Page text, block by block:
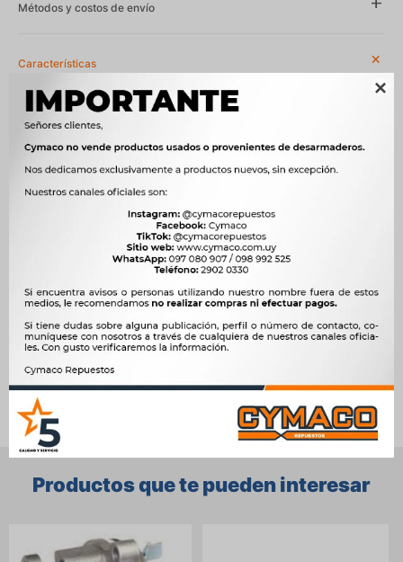

Métodos y costos de envío
Características
Año 1996 - 2000
Compatibilidad FIAT
1.0 8V FIRE 178F1011 MPI NAFTA
46463042
Ver mas productos de la marca Sin Marca
Productos que te pueden interesar